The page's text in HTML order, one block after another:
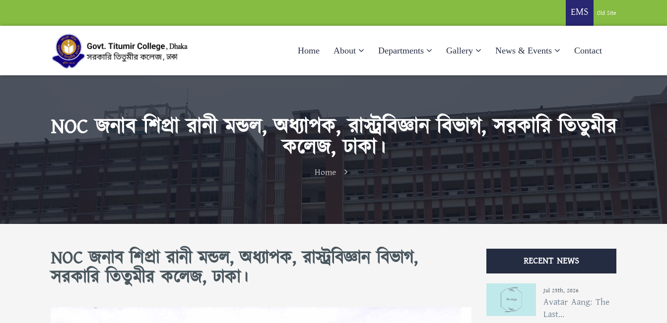
EMS Old Site
Home About Departments Gallery News & Events Contact
NOC জনাব শিপ্রা রানী মন্ডল, অধ্যাপক, রাস্ট্রবিজ্ঞান বিভাগ, সরকারি তিতুমীর
কলেজ, ঢাকা।
Home
NOC জনাব শিপ্রা রানী মন্ডল, অধ্যাপক, রাস্ট্রবিজ্ঞান বিভাগ,
সরকারি তিতুমীর কলেজ, ঢাকা।
RECENT NEWS
Jul 25th, 2026
Avatar Aang: The
Last...